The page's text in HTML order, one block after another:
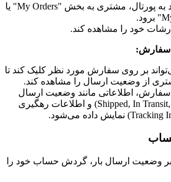
پس از ورود به پورتال، مشتری به بخش "My Orders" یا
خود را مشاهده کند.
سفارش:
بر روی سفارش مورد نظر کلیک کند تا
از وضعیت ارسال را مشاهده کند.
اطلاعاتی مانند وضعیت ارسال
(Shipped, In Transit, Delivered) و اطلاعات رهگیری
وضعیت ارسال بار، گردش حساب خود را